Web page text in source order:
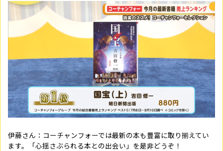
伊藤さん：コーチャンフォーでは最新の本も豊富に取り揃えてい
ます。「心揺さぶられる本との出会い」を是非どうぞ！